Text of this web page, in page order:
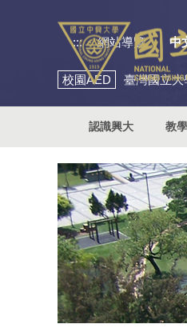
::: 網站導覽 中
校園AED 臺灣國立大
認識興大 教學